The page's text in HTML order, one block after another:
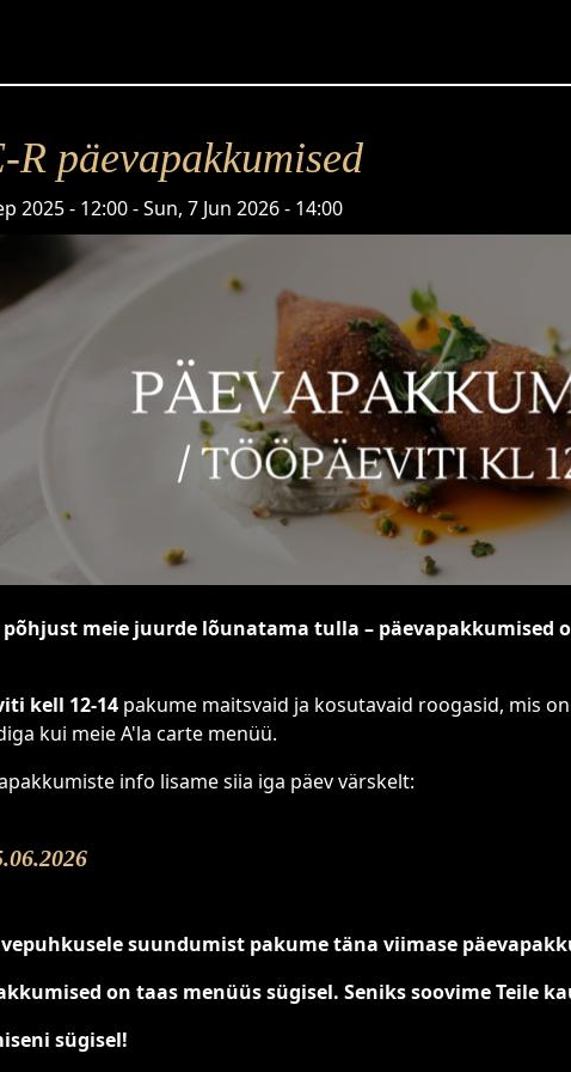
R päevapakkumised
2025 - 12:00-Sun, 7 Jun 2026 - 14:00
põhjust meie juurde lõunatama tulla – päevapakkumised
kell 12-14pakume maitsvaid ja kosutavaid roogasid, mis
kui meie A'la carte menüü.
info lisame siia iga päev värskelt:
suundumist pakume täna viimase
on taas menüüs sügisel. Seniks soovime Teile
sügisel!